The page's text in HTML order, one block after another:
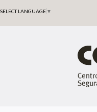
SELECT LANGUAGE ▼